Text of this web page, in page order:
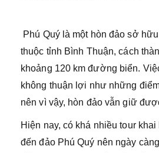
Phú Quý là một hòn đảo sở
thuộc tỉnh Bình Thuận, cách
khoảng 120 km đường biển.
không thuận lợi như những
nên vì vậy, hòn đảo vẫn giữ
Hiện nay, có khá nhiều tour
đến đảo Phú Quý nên ngày